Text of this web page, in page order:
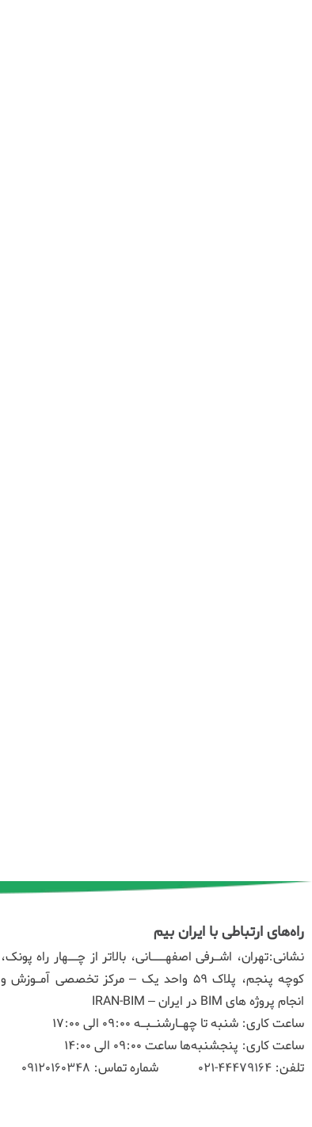
راه‌های ارتباطی با ایران بیم
نشانی:تهران، اشـرفی اصفهـــانی، بالاتر از چــهار راه پونک،
کوچه پنجم، پلاک ۵۹ واحد یک – مرکز تخصصی آمـوزش و
انجام پروژه های BIM در ایران – IRAN-BIM
ساعت کاری: شنبه تا چهـارشنـبـه 09:00 الی 17:00
ساعت کاری: پنجشنبه‌ها ساعت 09:00 الی 14:00
تلفن: 44479164-021 شماره تماس: 09120160348